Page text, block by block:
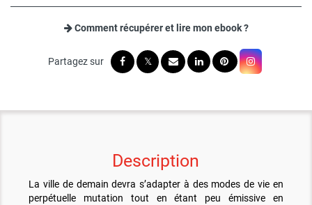
Comment récupérer et lire mon ebook ?
Description
La ville de demain devra s’adapter à des modes de vie en
perpétuelle mutation tout en étant peu émissive en